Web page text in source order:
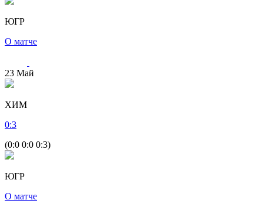
ЮГР
О матче
23 Май
ХИМ
0:3
(0:0 0:0 0:3)
ЮГР
О матче